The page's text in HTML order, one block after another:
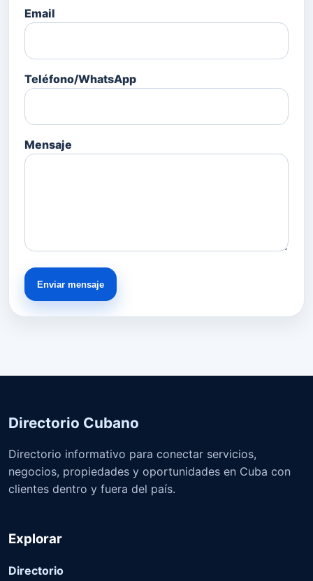
Email
Teléfono/WhatsApp
Mensaje
Enviar mensaje
Directorio Cubano
Directorio informativo para conectar servicios,
negocios, propiedades y oportunidades en Cuba con
clientes dentro y fuera del país.
Explorar
Directorio